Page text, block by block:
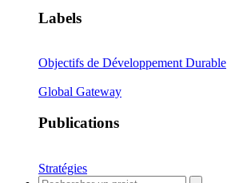
Labels
Objectifs de Développement Durable
Global Gateway
Publications
Stratégies